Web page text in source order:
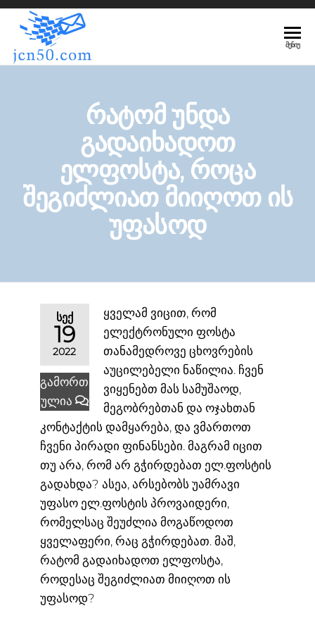
ᲛᲔᲜᲘᲣ
რატომ უნდა
გადაიხადოთ
ელფოსტა, როცა
შეგიძლიათ მიიღოთ ის
უფასოდ
ᲡᲔᲥ
19
2022
გამორთ
ულია
ყველამ ვიცით, რომ
ელექტრონული ფოსტა
თანამედროვე ცხოვრების
აუცილებელი ნაწილია. ჩვენ
ვიყენებთ მას სამუშაოდ,
მეგობრებთან და ოჯახთან
კონტაქტის დამყარება, და ვმართოთ
ჩვენი პირადი ფინანსები. მაგრამ იცით
თუ არა, რომ არ გჭირდებათ ელ.ფოსტის
გადახდა? ასეა, არსებობს უამრავი
უფასო ელ.ფოსტის პროვაიდერი,
რომელსაც შეუძლია მოგაწოდოთ
ყველაფერი, რაც გჭირდებათ. მაშ,
რატომ გადაიხადოთ ელფოსტა,
როდესაც შეგიძლიათ მიიღოთ ის
უფასოდ?